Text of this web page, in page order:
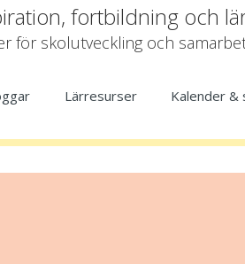
fortbildning och
för skolutveckling och
Lärresurser Kalender &